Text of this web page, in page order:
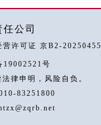
公司
营许可证 京B2-20250455
19002521号
律申明，风险自负。
83251800